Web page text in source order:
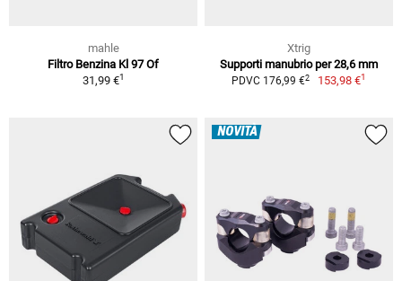
mahle
Filtro Benzina Kl 97 Of
31,99 €1
Xtrig
Supporti manubrio per 28,6 mm
PDVC 176,99 €2 153,98 €1
NOVITÀ